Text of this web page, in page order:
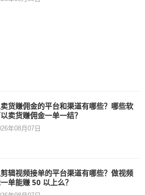
货赚佣金的平台和渠道有哪些？哪些软
卖货赚佣金一单一结？
年08月07日
辑视频接单的平台渠道有哪些？做视频
单能赚 50 以上么？